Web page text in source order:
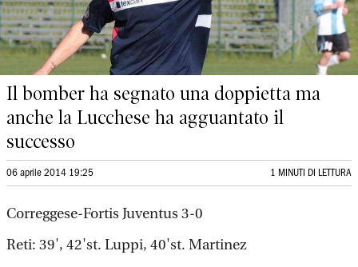
Il bomber ha segnato una doppietta ma
anche la Lucchese ha agguantato il
successo
06 aprile 2014 19:25 1 MINUTI DI LETTURA
Correggese-Fortis Juventus 3-0
Reti: 39', 42'st. Luppi, 40'st. Martinez